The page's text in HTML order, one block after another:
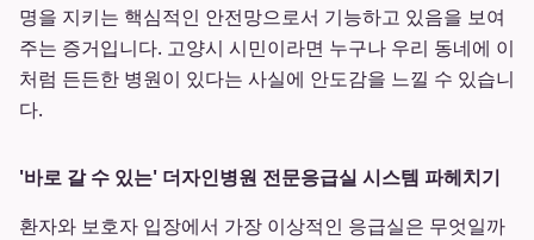
명을 지키는 핵심적인 안전망으로서 기능하고 있음을 보여
주는 증거입니다. 고양시 시민이라면 누구나 우리 동네에 이
처럼 든든한 병원이 있다는 사실에 안도감을 느낄 수 있습니
다.
'바로 갈 수 있는' 더자인병원 전문응급실 시스템 파헤치기
환자와 보호자 입장에서 가장 이상적인 응급실은 무엇일까